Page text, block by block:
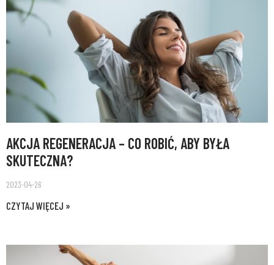
AKCJA REGENERACJA – CO ROBIĆ, ABY BYŁA
SKUTECZNA?
2023-04-26
CZYTAJ WIĘCEJ »